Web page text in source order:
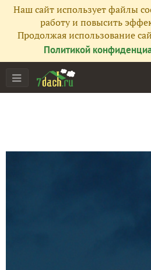
Наш сайт использует файлы
работу и повысить
Продолжая использование
Политикой